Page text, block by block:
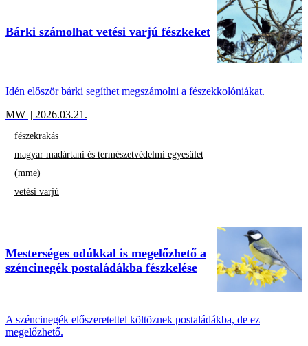
Bárki számolhat vetési varjú fészkeket
Idén először bárki segíthet megszámolni a fészekkolóniákat.
MW | 2026.03.21.
fészekrakás
magyar madártani és természetvédelmi egyesület
(mme)
vetési varjú
Mesterséges odúkkal is megelőzhető a
széncinegék postaládákba fészkelése
A széncinegék előszeretettel költöznek postaládákba, de ez
megelőzhető.